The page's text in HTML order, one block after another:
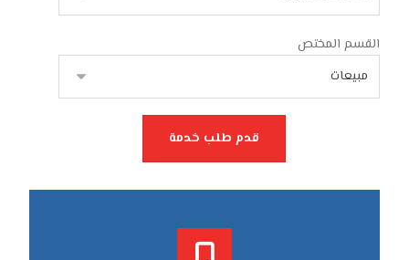
القسم المختص
قدم طلب خدمة